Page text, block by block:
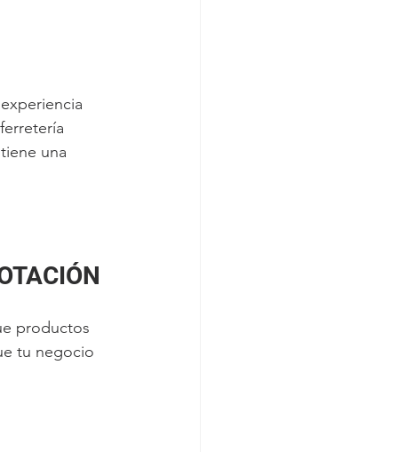
una
productos
tu negocio